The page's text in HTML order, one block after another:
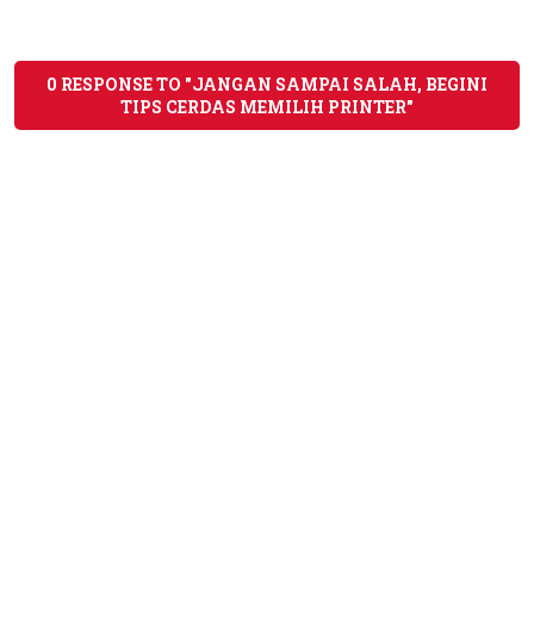
0 RESPONSE TO "JANGAN SAMPAI SALAH, BEGINI
TIPS CERDAS MEMILIH PRINTER"